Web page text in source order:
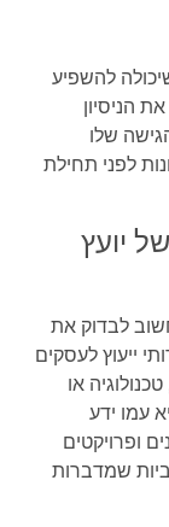
להשפיע
הניסיון
שלו
לפני תחילת
יועץ
לבדוק את
ייעוץ לעסקים
או
עמו ידע
ופרויקטים
שמדברות